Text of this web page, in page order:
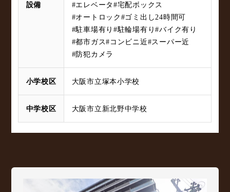
設備 #エレベータ#宅配ボックス
#オートロック#ゴミ出し24時間可
#駐車場有り#駐輪場有り#バイク有り
#都市ガス#コンビニ近#スーパー近
#防犯カメラ
小学校区 大阪市立塚本小学校
中学校区 大阪市立新北野中学校